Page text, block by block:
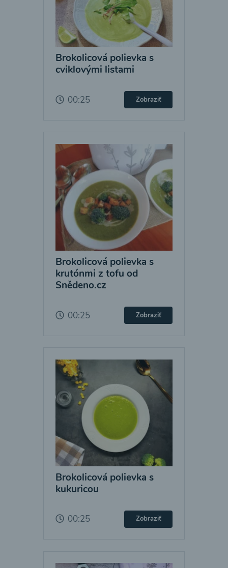
Brokolicová polievka s
cviklovými listami
00:25 Zobraziť
Brokolicová polievka s
krutónmi z tofu od
Snědeno.cz
00:25 Zobraziť
Brokolicová polievka s
kukuricou
00:25 Zobraziť